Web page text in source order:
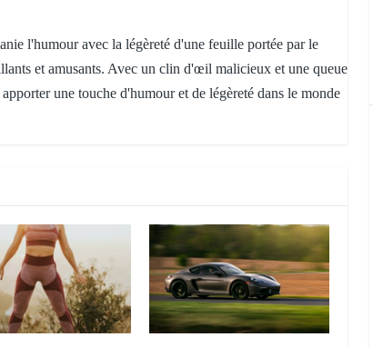
l'humour avec la légèreté d'une feuille portée par le
et amusants. Avec un clin d'œil malicieux et une queue
une touche d'humour et de légèreté dans le monde